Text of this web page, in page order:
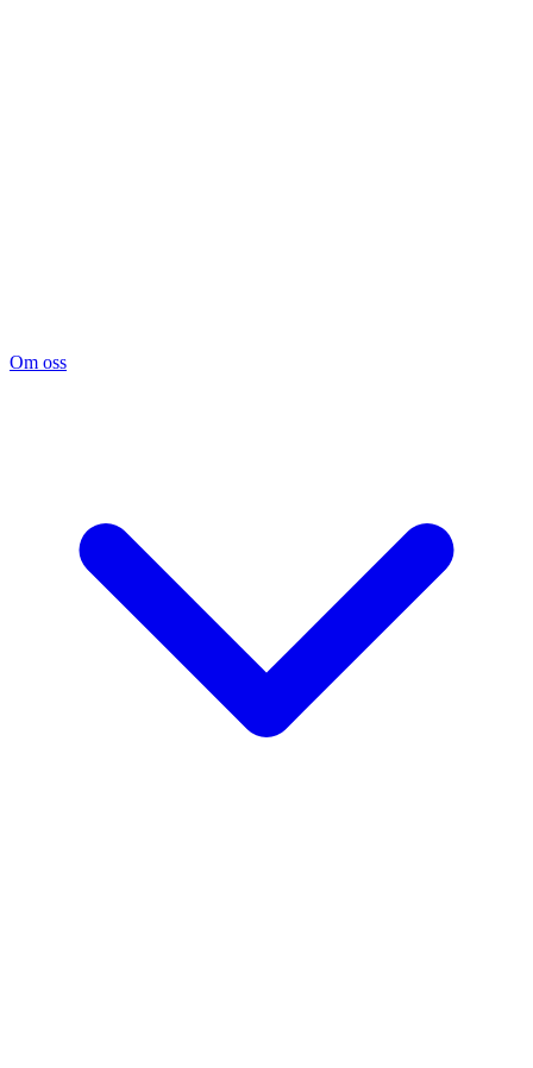
Om oss